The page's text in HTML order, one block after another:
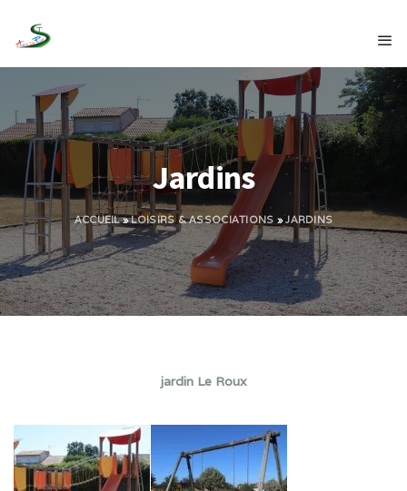
Jardins
ACCUEIL»LOISIRS & ASSOCIATIONS »JARDINS
jardin Le Roux